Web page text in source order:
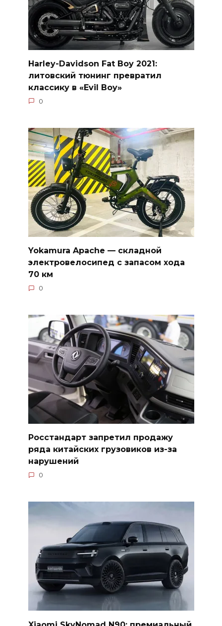
Harley-Davidson Fat Boy 2021:
литовский тюнинг превратил
классику в «Evil Boy»
0
Yokamura Apache — складной
электровелосипед с запасом хода
70 км
0
Росстандарт запретил продажу
ряда китайских грузовиков из-за
нарушений
0